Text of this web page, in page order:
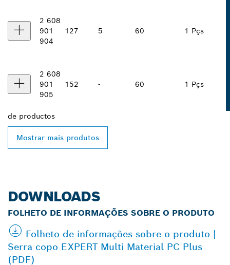
2 608
901
904
127 5 60 1 Pçs
2 608
901
905
152 - 60 1 Pçs
de productos
Mostrar mais produtos
DOWNLOADS
FOLHETO DE INFORMAÇÕES SOBRE O PRODUTO
Folheto de informações sobre o produto |
Serra copo EXPERT Multi Material PC Plus
(PDF)